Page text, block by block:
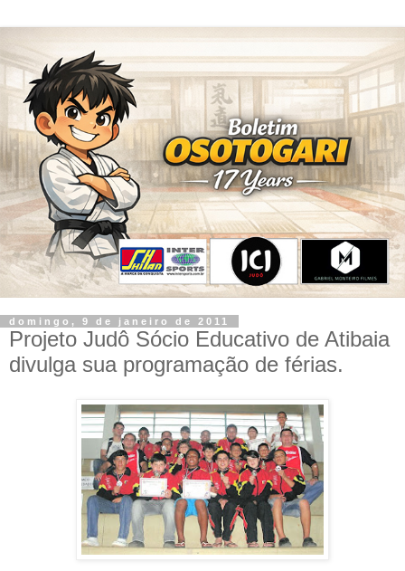
domingo, 9 de janeiro de 2011
Projeto Judô Sócio Educativo de Atibaia
divulga sua programação de férias.